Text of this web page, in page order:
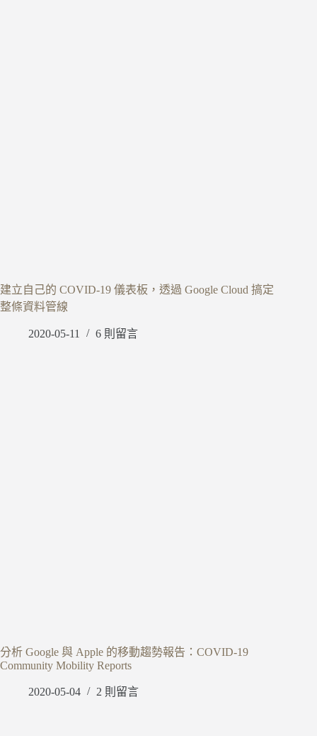
建立自己的 COVID-19 儀表板，透過 Google Cloud 搞定
整條資料管線
2020-05-11 6 則留言
分析 Google 與 Apple 的移動趨勢報告：COVID-19
Community Mobility Reports
2020-05-04 2 則留言